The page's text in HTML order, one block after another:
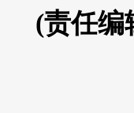
(责任编